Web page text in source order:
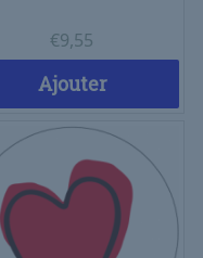
€9,55
Ajouter